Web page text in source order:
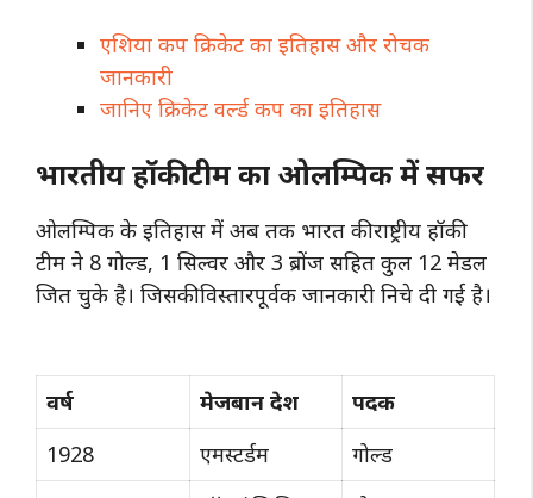
एशिया कप क्रिकेट का इतिहास और रोचक
जानकारी
जानिए क्रिकेट वर्ल्ड कप का इतिहास
भारतीय हॉकी टीम का ओलम्पिक में सफर
ओलम्पिक के इतिहास में अब तक भारत की राष्ट्रीय हॉकी
टीम ने 8 गोल्ड, 1 सिल्वर और 3 ब्रोंज सहित कुल 12 मेडल
जित चुके है। जिसकी विस्तारपूर्वक जानकारी निचे दी गई है।
वर्ष मेजबान देश
पदक
1928
एमस्‍टर्डम
गोल्ड